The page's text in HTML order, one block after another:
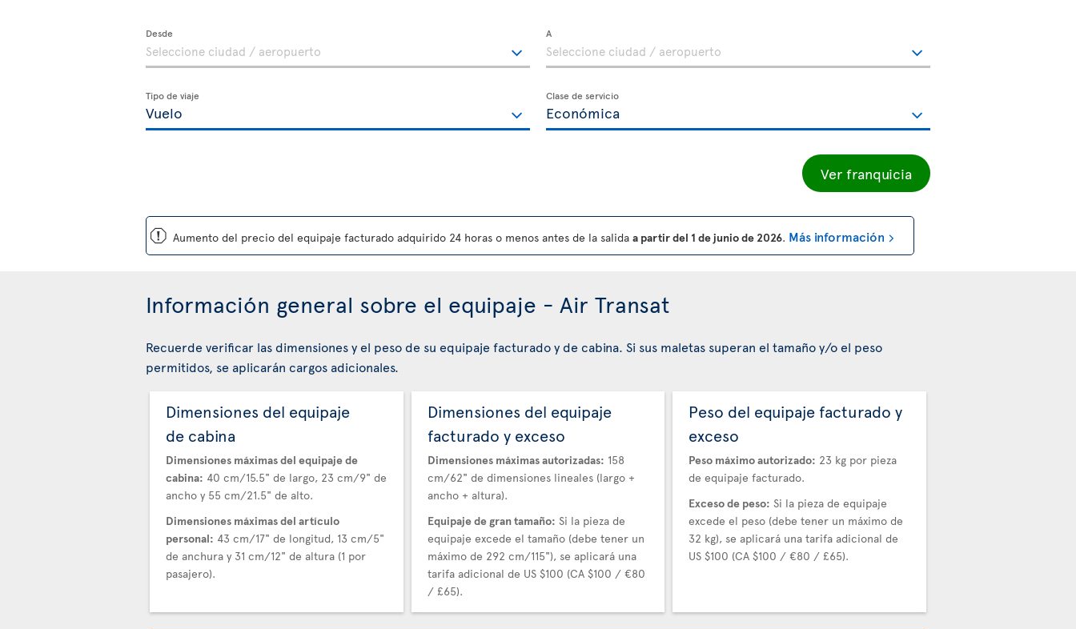
Desde A
Tipo de viaje Clase de servicio
Ver franquicia
ü Aumento del precio del equipaje facturado adquirido 24 horas o menos antes de la salida a partir del 1 de junio de 2026. Más información
Información general sobre el equipaje - Air Transat
Recuerde verificar las dimensiones y el peso de su equipaje facturado y de cabina. Si sus maletas superan el tamaño y/o el peso
permitidos, se aplicarán cargos adicionales.
Dimensiones del equipaje
de cabina
Dimensiones máximas del equipaje de
cabina: 40 cm/15.5" de largo, 23 cm/9" de
ancho y 55 cm/21.5" de alto.
Dimensiones máximas del artículo
personal: 43 cm/17" de longitud, 13 cm/5"
de anchura y 31 cm/12" de altura (1 por
pasajero).
Dimensiones del equipaje
facturado y exceso
Dimensiones máximas autorizadas: 158
cm/62" de dimensiones lineales (largo +
ancho + altura).
Equipaje de gran tamaño: Si la pieza de
equipaje excede el tamaño (debe tener un
máximo de 292 cm/115"), se aplicará una
tarifa adicional de US $100 (CA $100 / €80
/ £65).
Peso del equipaje facturado y
exceso
Peso máximo autorizado: 23 kg por pieza
de equipaje facturado.
Exceso de peso: Si la pieza de equipaje
excede el peso (debe tener un máximo de
32 kg), se aplicará una tarifa adicional de
US $100 (CA $100 / €80 / £65).